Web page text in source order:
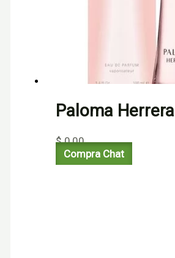
Paloma Herrera
$0,00
Compra Chat